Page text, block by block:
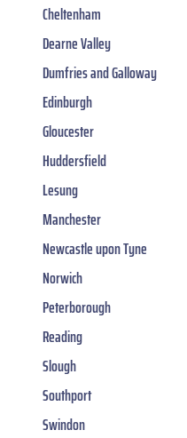
Cheltenham
Dearne Valley
Dumfries and Galloway
Edinburgh
Gloucester
Huddersfield
Lesung
Manchester
Newcastle upon Tyne
Norwich
Peterborough
Reading
Slough
Southport
Swindon